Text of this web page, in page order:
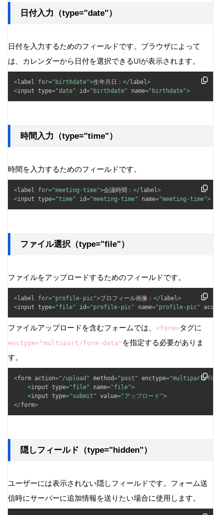
日付入力（type="date"）
日付を入力するためのフィールドです。ブラウザによって
は、カレンダーから日付を選択できるUIが表示されます。
<label for="birthdate">生年月日： </ label>
<input type="date" id="birthdate" name="birthdate">
時間入力（type="time"）
時間を入力するためのフィールドです。
<label for="meeting-time">会議時間： </ label>
<input type="time" id="meeting-time" name="meeting-time">
ファイル選択（type="file"）
ファイルをアップロードするためのフィールドです。
<label for="profile-pic">プロフィール画像： </ label>
<input type="file" id="profile-pic" name="profile-pic"
ファイルアップロードを含むフォームでは、 <form> タグに
enctype="multipart/form-data" を指定する必要がありま
す。
<form action="/upload" method="post" enctype="multipart/
<input type="file" name="file">
<input type="submit" value="アップロード">
</form>
隠しフィールド（type="hidden"）
ユーザーには表示されない隠しフィールドです。フォーム送
信時にサーバーに追加情報を送りたい場合に使用します。